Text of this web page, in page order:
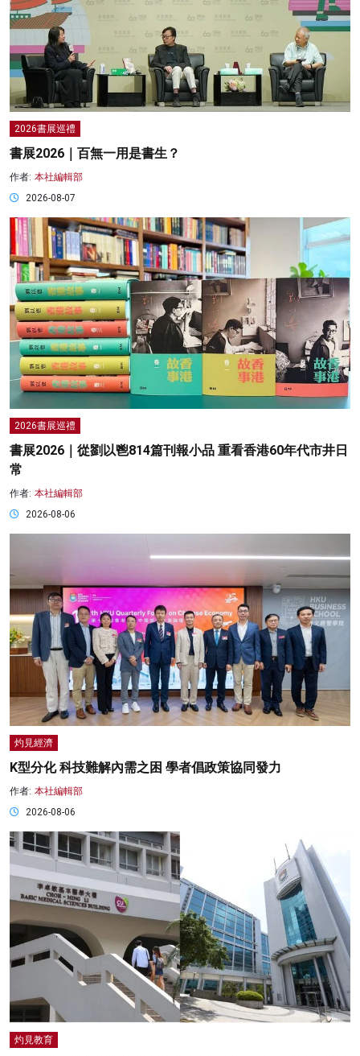
2026書展巡禮
書展2026｜百無一用是書生？
作者: 本社編輯部
2026-08-07
2026書展巡禮
書展2026｜從劉以鬯814篇刊報小品 重看香港60年代市井日
常
作者: 本社編輯部
2026-08-06
灼見經濟
K型分化 科技難解內需之困 學者倡政策協同發力
作者: 本社編輯部
2026-08-06
灼見教育